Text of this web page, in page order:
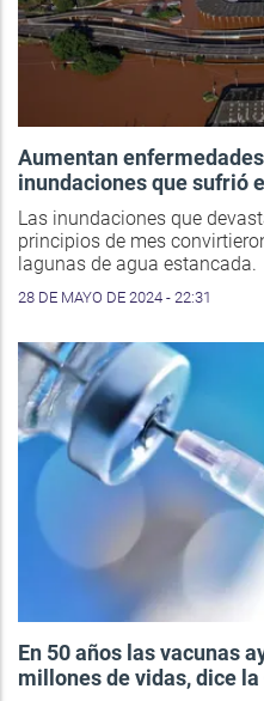
Aumentan
inundaciones que sufrió
Las inundaciones que
principios de mes
lagunas de agua estancada.
28 DE MAYO DE 2024 - 22:31
En 50 años las vacunas
millones de vidas, dice la